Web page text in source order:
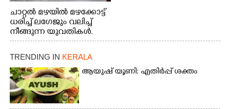
ചാറ്റൽ മഴയിൽ മഴക്കോട്ട്
ധരിച്ച് ലഗേജും വലിച്ച്
നീങ്ങുന്ന യുവതികൾ.
എറണാകുളം മേനകയിൽ
നിന്നുള്ള കാഴ്ച
TRENDING IN KERALA
ആയുഷ് യൂണി: എതിർപ്പ് ശക്തം